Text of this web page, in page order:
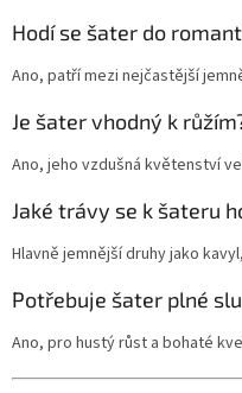
Hodí se šater do
Ano, patří mezi nejčastější
Je šater vhodný k
Ano, jeho vzdušná květenství
Jaké trávy se k šateru
Hlavně jemnější druhy jako
Potřebuje šater plné
Ano, pro hustý růst a bohaté